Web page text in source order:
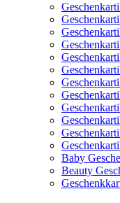
Baby
Beauty